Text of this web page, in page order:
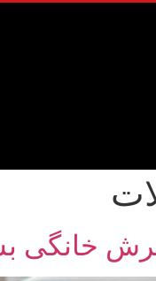
خانگی